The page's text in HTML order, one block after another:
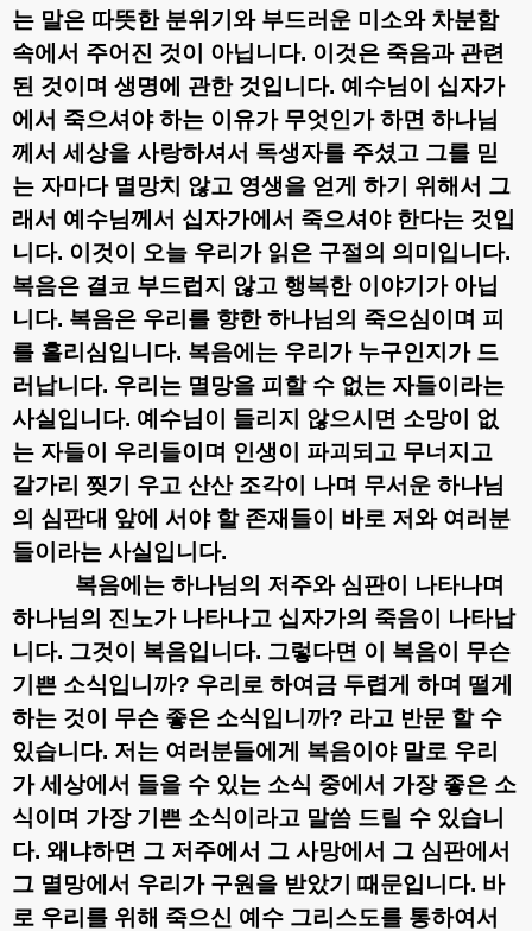
는 말은 따뜻한 분위기와 부드러운 미소와 차분함
속에서 주어진 것이 아닙니다. 이것은 죽음과 관련
된 것이며 생명에 관한 것입니다. 예수님이 십자가
에서 죽으셔야 하는 이유가 무엇인가 하면 하나님
께서 세상을 사랑하셔서 독생자를 주셨고 그를 믿
는 자마다 멸망치 않고 영생을 얻게 하기 위해서 그
래서 예수님께서 십자가에서 죽으셔야 한다는 것입
니다. 이것이 오늘 우리가 읽은 구절의 의미입니다.
복음은 결코 부드럽지 않고 행복한 이야기가 아닙
니다. 복음은 우리를 향한 하나님의 죽으심이며 피
를 흘리심입니다. 복음에는 우리가 누구인지가 드
러납니다. 우리는 멸망을 피할 수 없는 자들이라는
사실입니다. 예수님이 들리지 않으시면 소망이 없
는 자들이 우리들이며 인생이 파괴되고 무너지고
갈가리 찢기 우고 산산 조각이 나며 무서운 하나님
의 심판대 앞에 서야 할 존재들이 바로 저와 여러분
들이라는 사실입니다.
복음에는 하나님의 저주와 심판이 나타나며
하나님의 진노가 나타나고 십자가의 죽음이 나타납
니다. 그것이 복음입니다. 그렇다면 이 복음이 무슨
기쁜 소식입니까? 우리로 하여금 두렵게 하며 떨게
하는 것이 무슨 좋은 소식입니까? 라고 반문 할 수
있습니다. 저는 여러분들에게 복음이야 말로 우리
가 세상에서 들을 수 있는 소식 중에서 가장 좋은 소
식이며 가장 기쁜 소식이라고 말씀 드릴 수 있습니
다. 왜냐하면 그 저주에서 그 사망에서 그 심판에서
그 멸망에서 우리가 구원을 받았기 때문입니다. 바
로 우리를 위해 죽으신 예수 그리스도를 통하여서